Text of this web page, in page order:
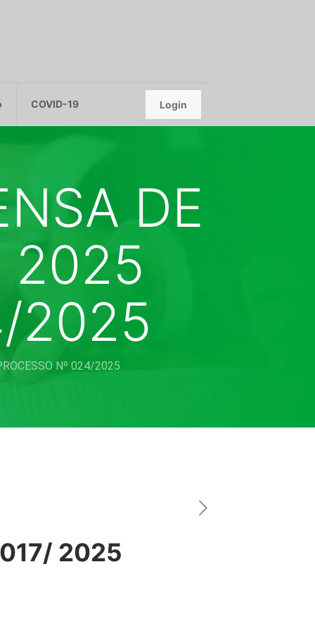
COVID-19 Login
DE
2025
2025
Nº 024/2025
017/ 2025